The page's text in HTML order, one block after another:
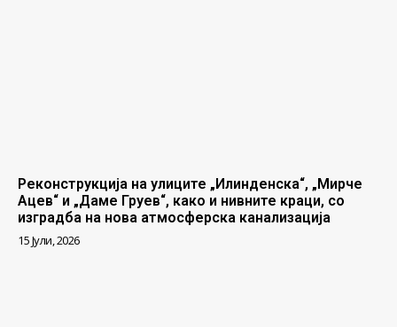
Реконструкција на улиците „Илинденска“, „Мирче
Ацев“ и „Даме Груев“, како и нивните краци, со
изградба на нова атмосферска канализација
15 Јули, 2026